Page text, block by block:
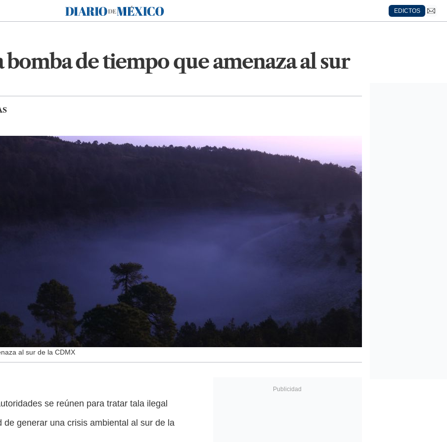
Diario de México
EDICTOS
bomba de tiempo que amenaza al sur
al sur de la CDMX
se reúnen para tratar tala ilegal
generar una crisis ambiental al sur de la